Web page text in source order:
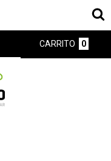
CARRITO 0